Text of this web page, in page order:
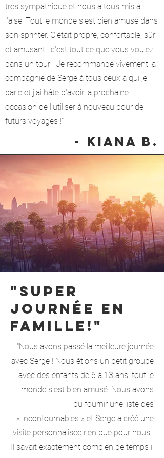
très sympathique et nous a tous mis à
l'aise. Tout le monde s'est bien amusé dans
son sprinter. C'était propre, confortable, sûr
et amusant ; c'est tout ce que vous voulez
dans un tour ! Je recommande vivement la
compagnie de Serge à tous ceux à qui je
parle et j'ai hâte d'avoir la prochaine
occasion de l'utiliser à nouveau pour de
futurs voyages !"
- kiana b.
"Super
journée en
famille!"
"Nous avons passé la meilleure journée
avec Serge ! Nous étions un petit groupe
avec des enfants de 6 à 13 ans, tout le
monde s'est bien amusé. Nous avons
pu fournir une liste des
« incontournables » et Serge a créé une
visite personnalisée rien que pour nous .
Il savait exactement combien de temps il